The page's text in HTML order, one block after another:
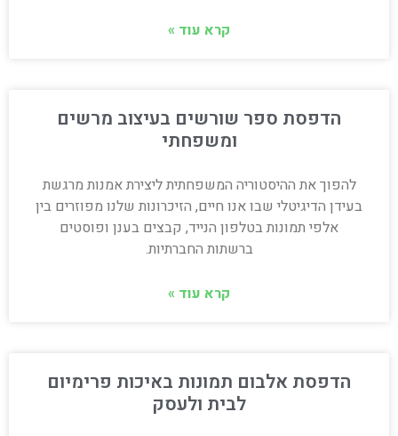
קרא עוד »
הדפסת ספר שורשים בעיצוב מרשים
ומשפחתי
להפוך את ההיסטוריה המשפחתית ליצירת אמנות מרגשת
בעידן הדיגיטלי שבו אנו חיים, הזיכרונות שלנו מפוזרים בין
אלפי תמונות בטלפון הנייד, קבצים בענן ופוסטים
ברשתות החברתיות.
קרא עוד »
הדפסת אלבום תמונות באיכות פרימיום
לבית ולעסק